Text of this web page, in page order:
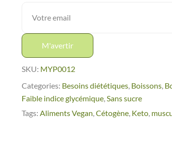
M'avertir
SKU: MYP0012
Categories: Besoins diététiques Boissons
Faible indice glycémique Sans sucre
Tags: Aliments Vegan Cétogène Keto